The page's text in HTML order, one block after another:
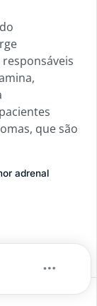
que são
adrenal